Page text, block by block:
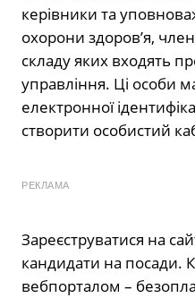
керівники та
охорони здоров’я,
складу яких входять
управління. Ці особи
електронної
створити особистий
РЕКЛАМА
Зареєструватися на
кандидати на посади.
вебпорталом –